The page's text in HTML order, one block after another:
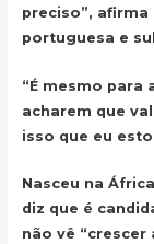
preciso”, afirma
portuguesa e
“É mesmo para
acharem que
isso que eu
Nasceu na
diz que é
não vê “crescer